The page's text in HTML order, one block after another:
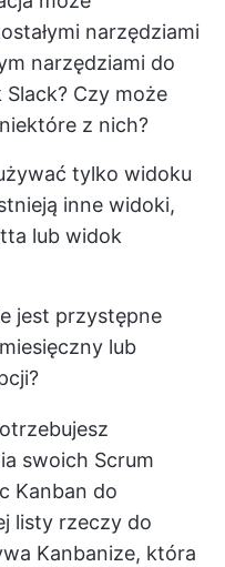
narzędziami
narzędziami do
Slack? Czy może
z nich?
tylko widoku
inne widoki,
lub widok
jest przystępne
lub
swoich Scrum
Kanban do
listy rzeczy do
Kanbanize, która